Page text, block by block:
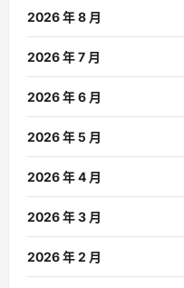
2026 年 8 月
2026 年 7 月
2026 年 6 月
2026 年 5 月
2026 年 4 月
2026 年 3 月
2026 年 2 月